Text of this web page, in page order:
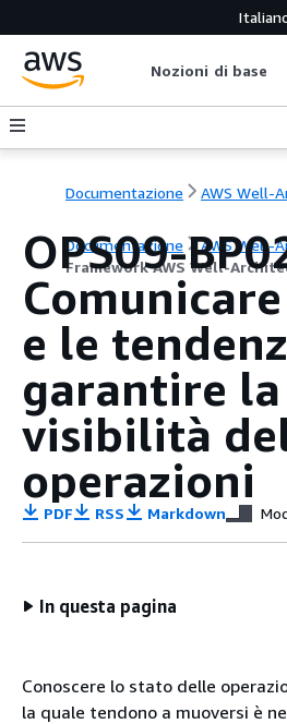
Nozioni di base
Documentazione AWS Well-
Documentazione
AWS Well-
Framework AWS Well-
OPS09-
e le
garantire la
visibilità
operazioni
PDF RSS Markdown
In questa pagina
Conoscere lo stato delle
la quale tendono a muoversi è